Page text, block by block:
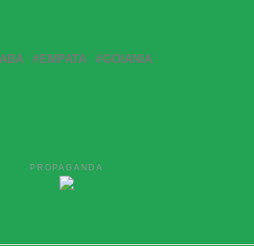
EMPATA GOIANIA
PROPAGANDA